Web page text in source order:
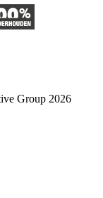
Group 2026